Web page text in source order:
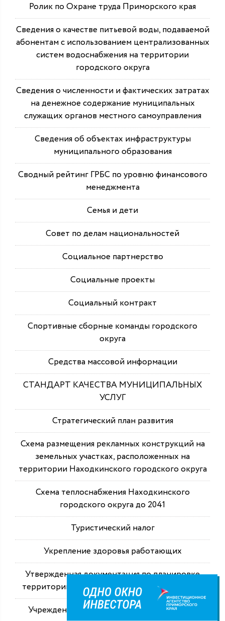
Ролик по Охране труда Приморского края
Сведения о качестве питьевой воды, подаваемой
абонентам с использованием централизованных
систем водоснабжения на территории
городского округа
Сведения о численности и фактических затратах
на денежное содержание муниципальных
служащих органов местного самоуправления
Сведения об объектах инфраструктуры
муниципального образования
Сводный рейтинг ГРБС по уровню финансового
менеджмента
Семья и дети
Совет по делам национальностей
Социальное партнерство
Социальные проекты
Социальный контракт
Спортивные сборные команды городского
округа
Средства массовой информации
СТАНДАРТ КАЧЕСТВА МУНИЦИПАЛЬНЫХ
УСЛУГ
Стратегический план развития
Схема размещения рекламных конструкций на
земельных участках, расположенных на
территории Находкинского городского округа
Схема теплоснабжения Находкинского
городского округа до 2041
Туристический налог
Укрепление здоровья работающих
Утвержденная документация по планировке
территории объекта регионального значения
Учреждения физической культуры и спорта